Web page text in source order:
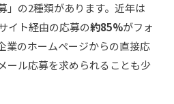
」の2種類があります。近年は
イト経由の応募の約85%がフォ
業のホームページからの直接応
ール応募を求められることも少